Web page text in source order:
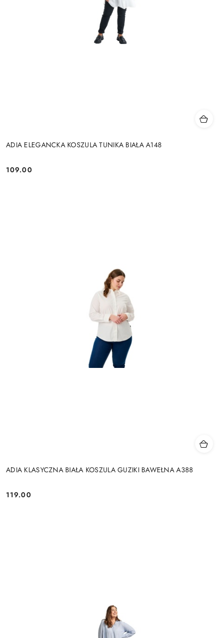
ADIA ELEGANCKA KOSZULA TUNIKA BIAŁA A148
Cena:
109.00
ADIA KLASYCZNA BIAŁA KOSZULA GUZIKI BAWEŁNA A388
Cena:
119.00